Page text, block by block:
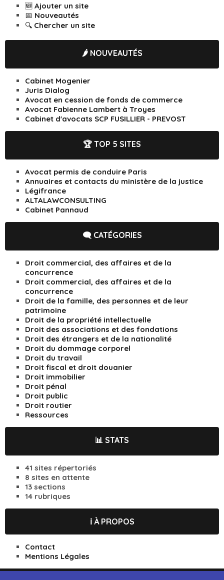
🆕 Ajouter un site
📅 Nouveautés
🔍 Chercher un site
🌶️ NOUVEAUTÉS
Cabinet Mogenier
Juris Dialog
Avocat en cession de fonds de commerce
Avocat Fabienne Lambert à Troyes
Cabinet d'avocats SCP FUSILLIER - PREVOST
🏆 TOP 5 SITES
Avocat permis de conduire Paris
Annuaires et contacts du ministère de la justice
Légifrance
ALTALAWCONSULTING
Cabinet Pannaud
🗨️ CATÉGORIES
Droit commercial, des affaires et de la
concurrence
Droit commercial, des affaires et de la
concurrence
Droit de la famille, des personnes et de leur
patrimoine
Droit de la propriété intellectuelle
Droit des associations et des fondations
Droit des étrangers et de la nationalité
Droit du dommage corporel
Droit du travail
Droit fiscal et droit douanier
Droit immobilier
Droit pénal
Droit public
Droit routier
Ressources
📊 STATS
41 sites répertoriés
8 sites en attente
13 sections
14 rubriques
ℹ️ À PROPOS
Contact
Mentions Légales